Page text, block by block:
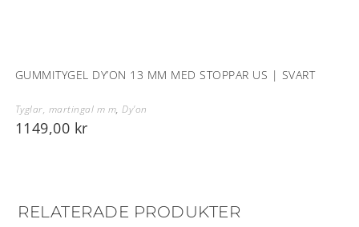
GUMMITYGEL DY’ON 13 MM MED STOPPAR US | SVART
Tyglar, martingal m m,Dy'on
1149,00 kr
RELATERADE PRODUKTER